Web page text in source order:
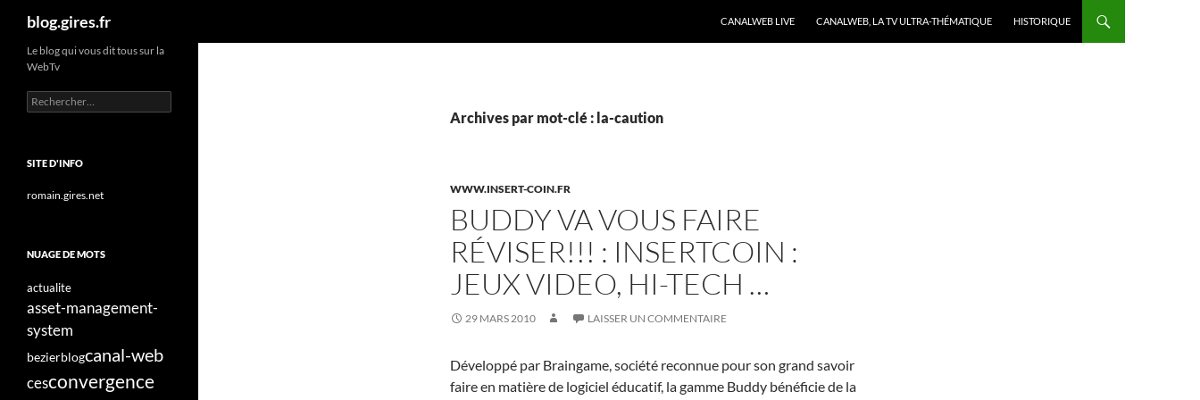
Aller
contenu
blog.gires.fr CANALWEB LIVE CANALWEB, LA TV ULTRA-THÉMATIQUE HISTORIQUE
Archives par mot-clé : la-caution
WWW.INSERT-COIN.FR
BUDDY VA VOUS FAIRE
RÉVISER!!! : INSERTCOIN :
JEUX VIDEO, HI-TECH …
29 MARS 2010 LAISSER UN COMMENTAIRE
Développé par Braingame, société reconnue pour son grand savoir
faire en matière de logiciel éducatif, la gamme Buddy bénéficie de la
Le blog qui vous dit tous sur la
WebTv
Rechercher :
SITE D'INFO
romain.gires.net
NUAGE DE MOTS
actualite
asset-management-
system
bezierblogcanal-web
cesconvergence